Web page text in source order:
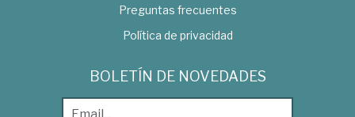
Preguntas frecuentes
Política de privacidad
BOLETÍN DE NOVEDADES